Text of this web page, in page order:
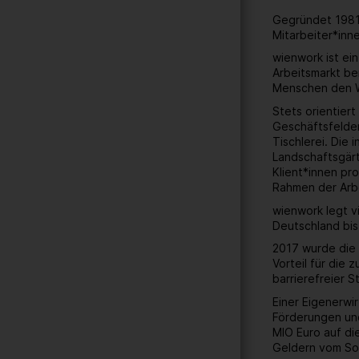
Gegründet
wienwork ist
Arbeitsmarkt
Menschen den
Stets orientiert
Tischlerei. Die
Klient*innen
Rahmen der
wienwork legt
Deutschland
2017 wurde
Vorteil für die
barrierefreier
Einer
Förderungen
MIO Euro auf
Geldern vom